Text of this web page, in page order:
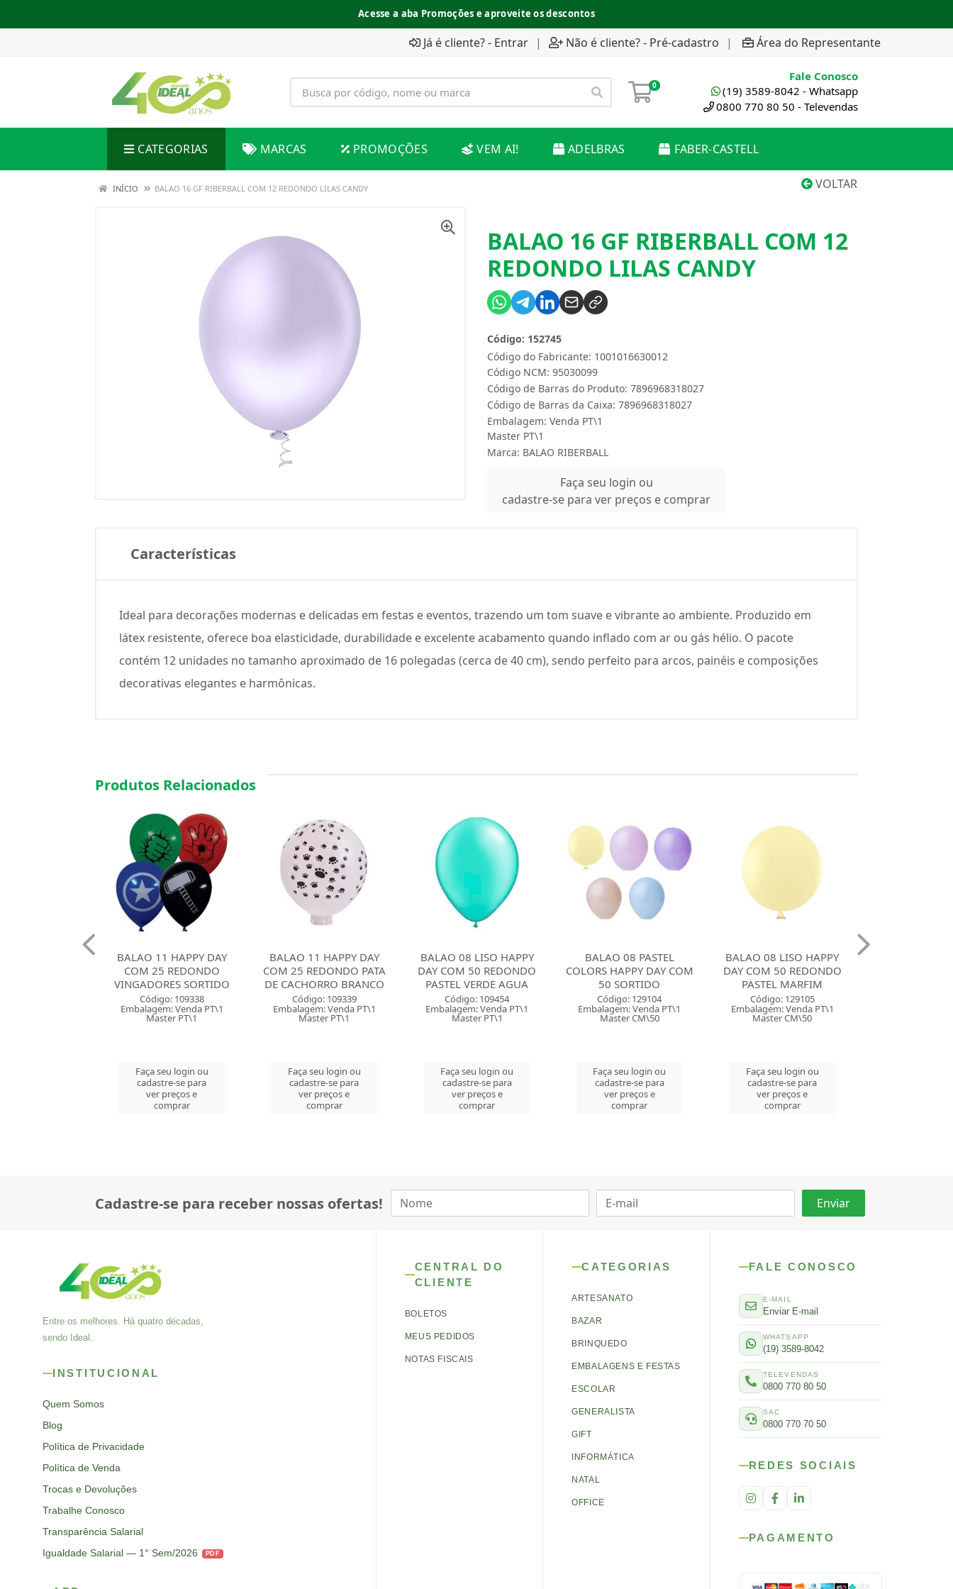
Acesse a aba Promoções e aproveite os descontos
Já é cliente? - Entrar | Não é cliente? - Pré-cadastro | Área do Representante
0
Fale Conosco
(19) 3589-8042 - Whatsapp
0800 770 80 50 - Televendas
CATEGORIAS MARCAS PROMOÇÕES VEM AI! ADELBRAS FABER-CASTELL
VOLTAR
INÍCIO BALAO 16 GF RIBERBALL COM 12 REDONDO LILAS CANDY
BALAO 16 GF RIBERBALL COM 12
REDONDO LILAS CANDY
Código do Fabricante: 1001016630012
Código: 152745
Código NCM: 95030099
Código de Barras do Produto: 7896968318027
Código de Barras da Caixa: 7896968318027
Embalagem: Venda PT\1
Master PT\1
Marca: BALAO RIBERBALL
Faça seu login ou
cadastre-se para ver preços e comprar
Características
Ideal para decorações modernas e delicadas em festas e eventos, trazendo um tom suave e vibrante ao ambiente. Produzido em
látex resistente, oferece boa elasticidade, durabilidade e excelente acabamento quando inflado com ar ou gás hélio. O pacote
contém 12 unidades no tamanho aproximado de 16 polegadas (cerca de 40 cm), sendo perfeito para arcos, painéis e composições
decorativas elegantes e harmônicas.
Produtos Relacionados
BALAO 11 HAPPY DAY
COM 25 REDONDO PATA
DE CACHORRO BRANCO
Código: 109339
Embalagem: Venda PT\1
Master PT\1
Faça seu login ou
cadastre-se para
ver preços e
comprar
BALAO 08 LISO HAPPY
DAY COM 50 REDONDO
PASTEL VERDE AGUA
Código: 109454
Embalagem: Venda PT\1
Master PT\1
Faça seu login ou
cadastre-se para
ver preços e
comprar
BALAO 08 PASTEL
COLORS HAPPY DAY COM
50 SORTIDO
Código: 129104
Embalagem: Venda PT\1
Master CM\50
Faça seu login ou
cadastre-se para
ver preços e
comprar
BALAO 08 LISO HAPPY
DAY COM 50 REDONDO
PASTEL MARFIM
Código: 129105
Embalagem: Venda PT\1
Master CM\50
Faça seu login ou
cadastre-se para
ver preços e
comprar
BALAO 8 LISO HAPPY DAY
COM 50 REDONDO
PASTEL ROSA BEBE
Código: 129106
Embalagem: Venda PT\1
Master CM\50
Faça seu login ou
cadastre-se para
ver preços e
comprar
Cadastre-se para receber nossas ofertas!
Entre os melhores. Há quatro décadas,
sendo Ideal.
INSTITUCIONAL
Quem Somos
Blog
Política de Privacidade
Política de Venda
Trocas e Devoluções
Trabalhe Conosco
Transparência Salarial
Igualdade Salarial — 1° Sem/2026
PDF
CENTRAL DO
CLIENTE
BOLETOS
MEUS PEDIDOS
NOTAS FISCAIS
CATEGORIAS
ARTESANATO
BAZAR
BRINQUEDO
EMBALAGENS E FESTAS
ESCOLAR
GENERALISTA
GIFT
INFORMÁTICA
NATAL
OFFICE
FALE CONOSCO
E-MAIL
Enviar E-mail
WHATSAPP
(19) 3589-8042
TELEVENDAS
0800 770 80 50
SAC
0800 770 70 50
REDES SOCIAIS
PAGAMENTO